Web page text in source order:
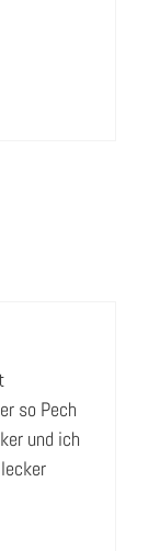
so Pech
und ich